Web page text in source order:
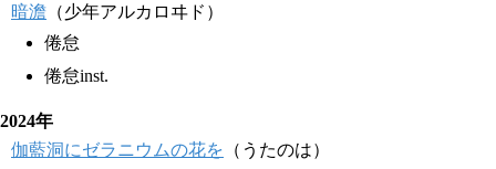
暗澹 （少年アルカロヰド）
倦怠
倦怠inst.
2024年
伽藍洞にゼラニウムの花を （うたのは）